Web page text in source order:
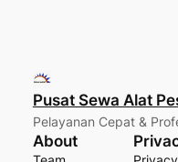
Pusat Sewa Alat
Pelayanan Cepat &
About